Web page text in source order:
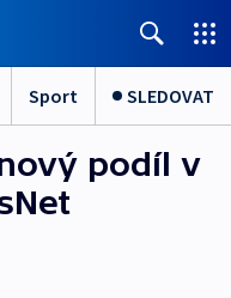
Sport SLEDOVAT
podíl v